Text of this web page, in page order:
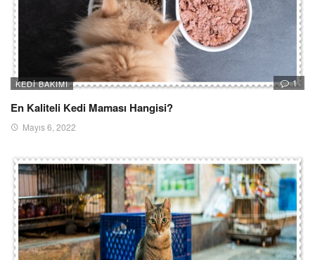
KEDI BAKIMI 1
En Kaliteli Kedi Maması Hangisi?
Mayıs 6, 2022